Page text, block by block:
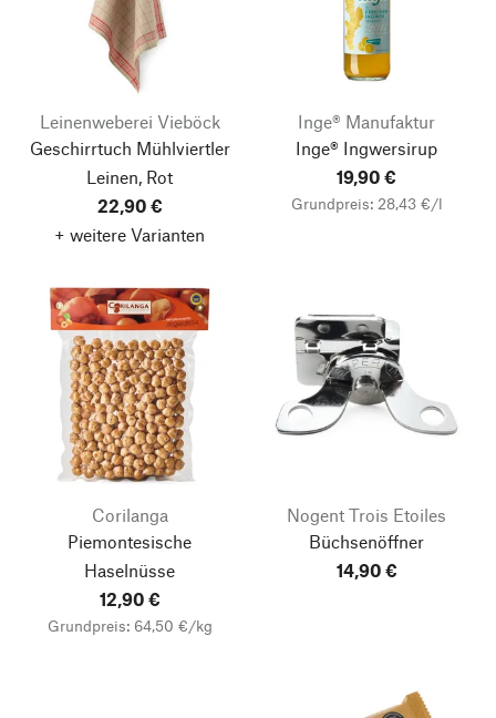
Leinenweberei Vieböck
Geschirrtuch Mühlviertler
Leinen, Rot
22,90 €
+ weitere Varianten
Inge® Manufaktur
Inge® Ingwersirup
19,90 €
Grundpreis: 28,43 €/l
Corilanga
Piemontesische
Haselnüsse
12,90 €
Grundpreis: 64,50 €/kg
Nogent Trois Etoiles
Büchsenöffner
14,90 €